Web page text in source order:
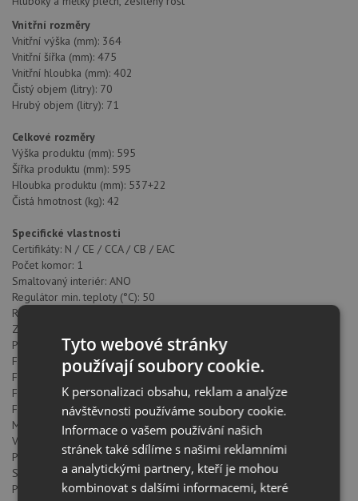
Vnitřní rozměry
Vnitřní výška (mm): 364
Vnitřní šířka (mm): 475
Vnitřní hloubka (mm): 402
Čistý objem (litry): 70
Hrubý objem (litry): 71
Celkové rozměry
Výška produktu (mm): 595
Šířka produktu (mm): 595
Hloubka produktu (mm): 537+22
Čistá hmotnost (kg): 42
Specifické vlastnosti
Certifikáty: N / CE / CCA / CB / EAC
Počet komor: 1
Smaltovaný interiér: ANO
Regulátor min. teploty (°C): 50
Regulátor max. teploty (°C): 250
Způsob ovládání: 11+0
Počet pečících funkcí: 8
Funkce horní + spodní těleso: ANO
Funkce Gril: ANO
Funkce MaxiGril: ANO
Funkce Eco: ANO
Mechanické rychlé předehřátí: ANO
Vyjímatelné chromované vodicí lišty: ANO
Počet úrovní vodících lišt: 5
Snadno posuvné teleskopické pojezdy: ANO
Pomalé zavírání: ANO
Tyto webové stránky
používají soubory cookie.
K personalizaci obsahu, reklam a analýze
návštěvnosti používáme soubory cookie.
Informace o vašem používání našich
stránek také sdílíme s našimi reklamními
a analytickými partnery, kteří je mohou
kombinovat s dalšími informacemi, které